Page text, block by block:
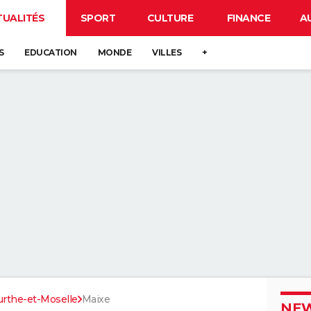
SPORT CULTURE FINANCE
EDUCATION MONDE VILLES +
et-Moselle Maixe